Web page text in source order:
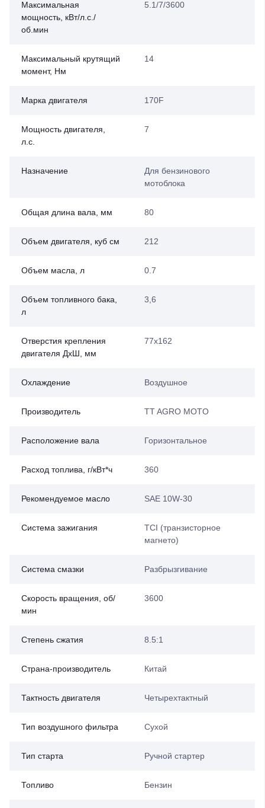
Максимальная
мощность, кВт/л.с./
об.мин
5.1/7/3600
Максимальный крутящий
момент, Нм
14
Марка двигателя 170F
Мощность двигателя,
л.с.
7
Назначение
Для бензинового
мотоблока
Общая длина вала, мм 80
Объем двигателя, куб см 212
Объем масла, л 0.7
Объем топливного бака,
л
3,6
Отверстия крепления
двигателя ДхШ, мм
77х162
Охлаждение Воздушное
Производитель TT AGRO MOTO
Расположение вала Горизонтальное
Расход топлива, г/кВт*ч 360
Рекомендуемое масло SAE 10W-30
Система зажигания
ТСI (транзисторное
магнето)
Система смазки Разбрызгивание
Скорость вращения, об/
мин
3600
Степень сжатия 8.5:1
Страна-производитель Китай
Тактность двигателя Четырехтактный
Тип воздушного фильтра Сухой
Тип старта Ручной стартер
Топливо Бензин